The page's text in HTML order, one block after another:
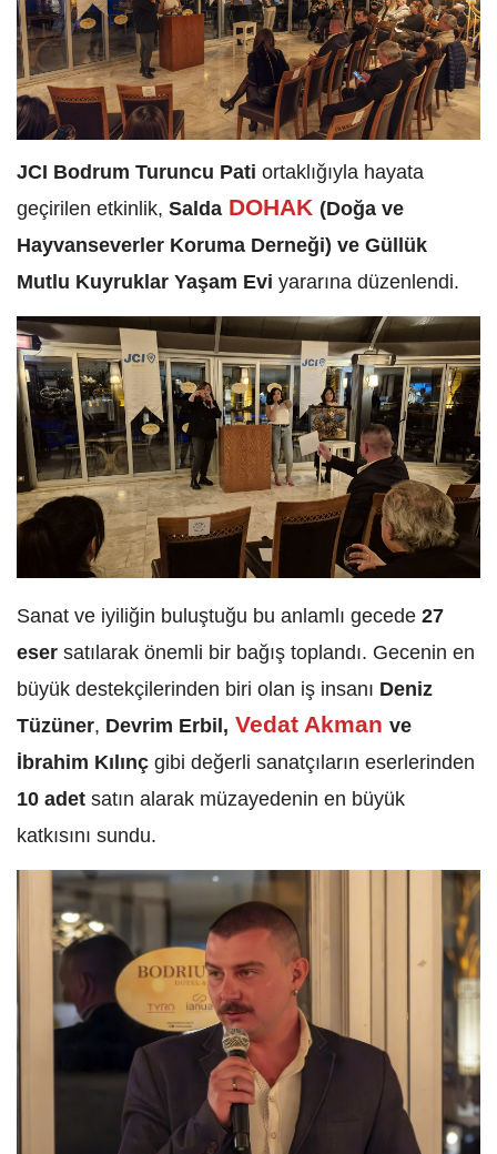
JCI Bodrum Turuncu Pati ortaklığıyla hayata
geçirilen etkinlik, Salda DOHAK (Doğa ve
Hayvanseverler Koruma Derneği) ve Güllük
Mutlu Kuyruklar Yaşam Evi yararına düzenlendi.
Sanat ve iyiliğin buluştuğu bu anlamlı gecede 27
eser satılarak önemli bir bağış toplandı. Gecenin en
büyük destekçilerinden biri olan iş insanı Deniz
Tüzüner, Devrim Erbil, Vedat Akman ve
İbrahim Kılınç gibi değerli sanatçıların eserlerinden
10 adet satın alarak müzayedenin en büyük
katkısını sundu.